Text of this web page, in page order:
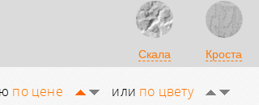
Скала Кроста
по цене или по цвету